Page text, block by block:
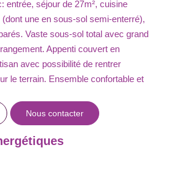
entrée, séjour de 27m², cuisine
une en sous-sol semi-enterré),
Vaste sous-sol total avec grand
Appenti couvert en
avec possibilité de rentrer
le terrain. Ensemble confortable et
Nous contacter